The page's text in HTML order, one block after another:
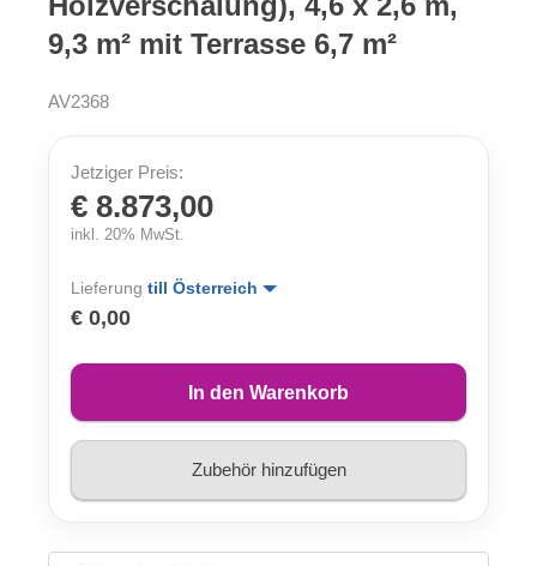
9,3 m² mit Terrasse 6,7 m²
AV2368
Jetziger Preis:
€ 8.873,00
inkl. 20% MwSt.
Lieferung till Österreich
€ 0,00
In den Warenkorb
Zubehör hinzufügen